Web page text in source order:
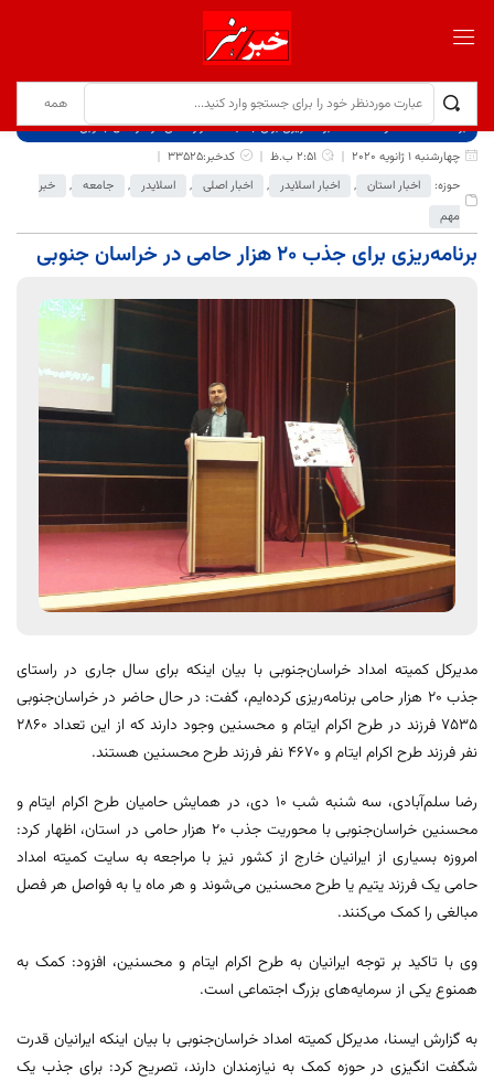
برگ نخست نوشته‌ها
برنامه‌ریزی برای جذب ۲۰ هزار حامی در خراسان جنوبی
چهارشنبه 1 ژانویه 2020
2:51 ب.ظ
کدخبر:33525
حوزه:
اخبار استان , اخبار اسلایدر , اخبار اصلی , اسلایدر , جامعه ,
خبر
مهم
برنامه‌ریزی برای جذب ۲۰ هزار حامی در خراسان جنوبی
مدیرکل کمیته امداد خراسان‌جنوبی با بیان اینکه برای سال جاری در راستای
جذب ۲۰ هزار حامی برنامه‌ریزی کرده‌ایم، گفت: در حال حاضر در خراسان‌جنوبی
۷۵۳۵ فرزند در طرح اکرام ایتام و محسنین وجود دارند که از این تعداد ۲۸۶۰
نفر فرزند طرح اکرام ایتام و ۴۶۷۰ نفر فرزند طرح محسنین هستند.
رضا سلم‌آبادی، سه شنبه شب 10 دی، در همایش حامیان طرح اکرام ایتام و
محسنین خراسان‌جنوبی با محوریت جذب ۲۰ هزار حامی در استان، اظهار کرد:
امروزه بسیاری از ایرانیان خارج از کشور نیز با مراجعه به سایت کمیته امداد
حامی یک فرزند یتیم یا طرح محسنین می‌شوند و هر ماه یا به فواصل هر فصل
مبالغی را کمک می‌کنند.
وی با تاکید بر توجه ایرانیان به طرح اکرام ایتام و محسنین، افزود: کمک به
همنوع یکی از سرمایه‌های بزرگ اجتماعی است.
به گزارش ایسنا، مدیرکل کمیته امداد خراسان‌جنوبی با بیان اینکه ایرانیان قدرت
شگفت انگیزی در حوزه کمک به نیازمندان دارند، تصریح کرد: برای جذب یک